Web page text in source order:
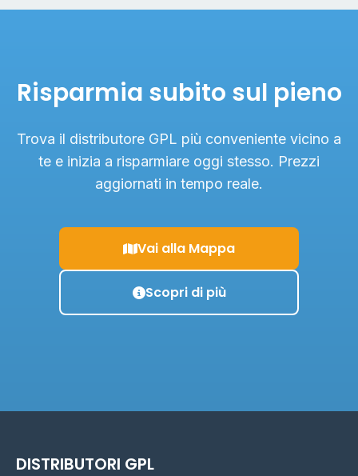
Risparmia subito sul pieno
Trova il distributore GPL più conveniente vicino a
te e inizia a risparmiare oggi stesso. Prezzi
aggiornati in tempo reale.
Vai alla Mappa
Scopri di più
DISTRIBUTORI GPL